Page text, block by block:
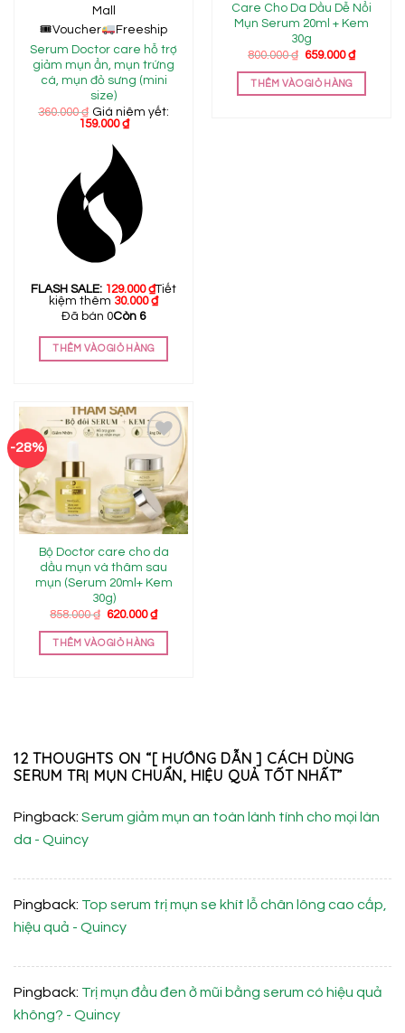
Mall
🎟Voucher
Freeship
Serum Doctor care hỗ trợ
giảm mụn ẩn, mụn trứng
cá, mụn đỏ sưng (mini
size)
360.000₫ Giá niêm yết:
159.000₫
FLASH SALE: 129.000₫Tiết
kiệm thêm 30.000₫
Đã bán 0Còn 6
THÊM VÀO GIỎ HÀNG
Care Cho Da Dầu Dễ Nổi
Mụn Serum 20ml + Kem
30g
800.000₫ Giá
là:
800.000 ₫.
659.000₫Giá
THÊM VÀO GIỎ HÀNG
-28%
Add to
wishlist
Bộ Doctor care cho da
dầu mụn và thâm sau
mụn (Serum 20ml+ Kem
30g)
858.000₫ Giá
là:
858.000 ₫.
620.000₫Giá
THÊM VÀO GIỎ HÀNG
12 THOUGHTS ON “[ HƯỚNG DẪN ] CÁCH DÙNG
SERUM TRỊ MỤN CHUẨN, HIỆU QUẢ TỐT NHẤT”
Pingback: Serum giảm mụn an toàn lành tính cho mọi làn
da - Quincy
Pingback: Top serum trị mụn se khít lỗ chân lông cao cấp,
hiệu quả - Quincy
Pingback: Trị mụn đầu đen ở mũi bằng serum có hiệu quả
không? - Quincy